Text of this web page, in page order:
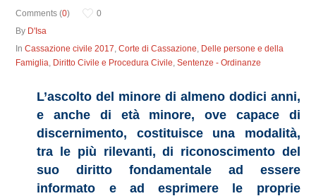
Comments (0)
0
By D'Isa
InCassazione civile 2017,Corte di Cassazione, Delle persone e della
Famiglia, Diritto Civile e Procedura Civile,Sentenze - Ordinanze
L’ascolto del minore di almeno dodici anni,
e anche di età minore, ove capace di
discernimento, costituisce una modalità,
tra le più rilevanti, di riconoscimento del
suo diritto fondamentale ad essere
informato e ad esprimere le proprie